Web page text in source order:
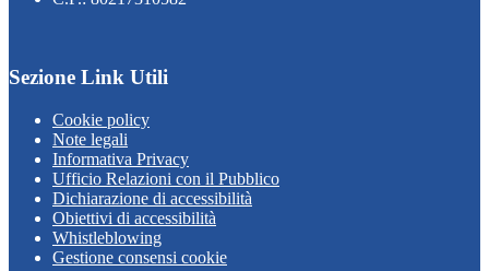
Sezione Link Utili
Cookie policy
Note legali
Informativa Privacy
Ufficio Relazioni con il Pubblico
Dichiarazione di accessibilità
Obiettivi di accessibilità
Whistleblowing
Gestione consensi cookie